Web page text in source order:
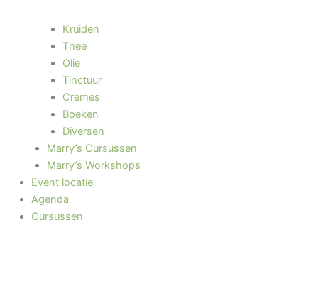
Kruiden
Thee
Olie
Tinctuur
Cremes
Boeken
Diversen
Marry’s Cursussen
Marry’s Workshops
Event locatie
Agenda
Cursussen